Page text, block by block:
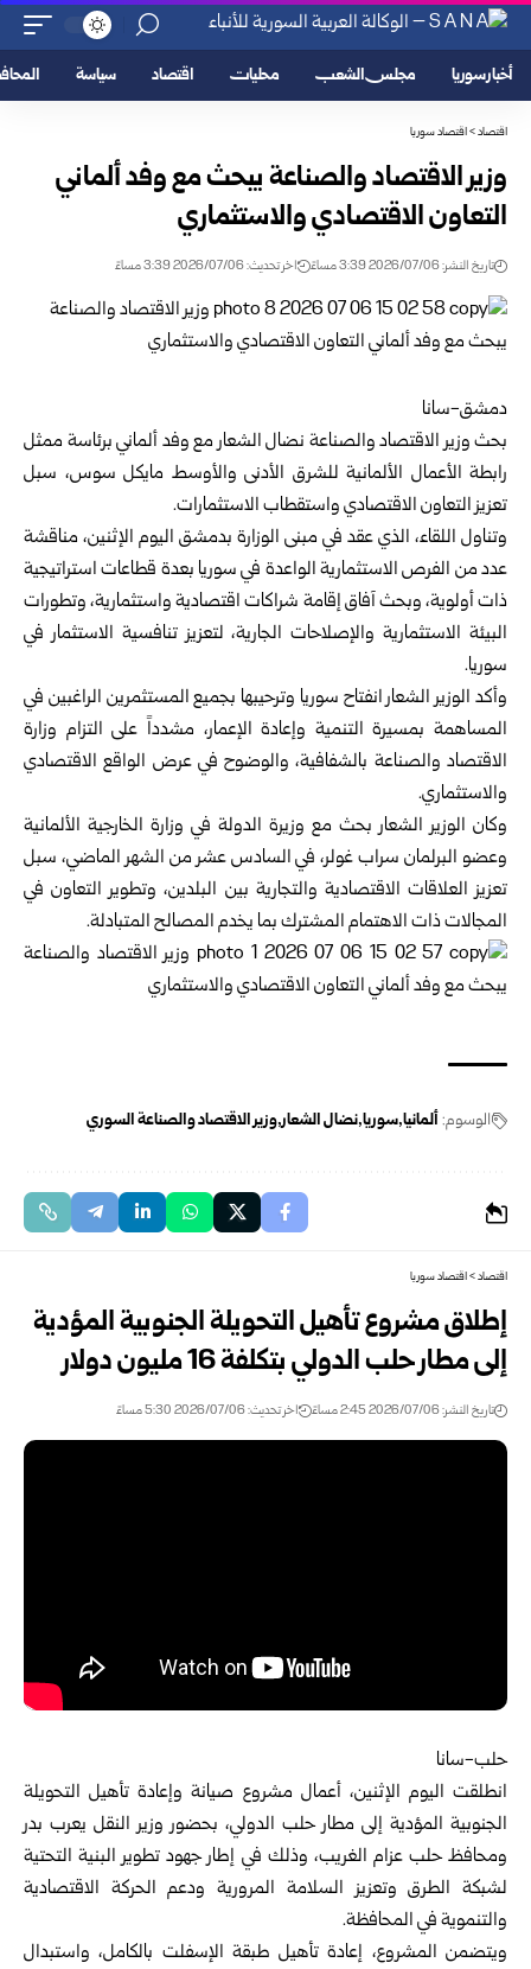
أخبار سوريا مجلس الشعب محليات اقتصاد سياسة
اقتصاد>اقتصاد سوريا
وزير الاقتصاد والصناعة يبحث مع وفد ألماني
التعاون الاقتصادي والاستثماري
تاريخ النشر: 2026/07/06 3:39 مساءً اخر تحديث: 2026/07/06 3:39 مساءً
دمشق-سانا
بحثوزير الاقتصاد والصناعة نضال الشعار مع وفد ألماني برئاسة ممثل
رابطة الأعمال الألمانية للشرق الأدنى والأوسط مايكل سوس، سبل
تعزيز التعاون الاقتصادي واستقطاب الاستثمارات.
وتناول اللقاء، الذي عقد في مبنى الوزارة بدمشق اليوم الإثنين، مناقشة
عدد من الفرص الاستثمارية الواعدة في سوريا بعدة قطاعات استراتيجية
ذات أولوية، وبحث آفاق إقامة شراكات اقتصادية واستثمارية، وتطورات
البيئة الاستثمارية والإصلاحات الجارية، لتعزيز تنافسية الاستثمار في
سوريا.
وأكد الوزيرالشعارانفتاح سوريا وترحيبها بجميع المستثمرين الراغبين في
المساهمة بمسيرة التنمية وإعادة الإعمار، مشدداً على التزام وزارة
الاقتصاد والصناعة بالشفافية، والوضوح في عرض الواقع الاقتصادي
والاستثماري.
وكان الوزير الشعار بحث مع وزيرة ‏الدولة في وزارة الخارجية الألمانية
وعضو البرلمان سراب غولر، في السادس عشر من الشهر الماضي، ‏سبل
تعزيز العلاقات الاقتصادية والتجارية بين البلدين، وتطوير ‏التعاون في
المجالات ذات الاهتمام المشترك بما يخدم المصالح ‏المتبادلة‎.‎
الوسوم: ألمانيا سوريا نضال الشعار وزير الاقتصاد والصناعة السوري
اقتصاد>اقتصاد سوريا
إطلاق مشروع تأهيل التحويلة الجنوبية المؤدية
إلى مطار حلب الدولي بتكلفة 16 مليون دولار
تاريخ النشر: 2026/07/06 2:45 مساءً اخر تحديث: 2026/07/06 5:30 مساءً
حلب-سانا
انطلقت اليوم الإثنين، أعمال مشروع صيانة وإعادة تأهيل التحويلة
الجنوبية المؤدية إلى مطارحلب الدولي، بحضور وزير النقل يعرب بدر
ومحافظ حلب عزام الغريب، وذلك في إطار جهود تطوير البنية التحتية
لشبكة الطرق وتعزيز السلامة المرورية ودعم الحركة الاقتصادية
والتنموية في المحافظة.
ويتضمن المشروع، إعادة تأهيل طبقة الإسفلت بالكامل، واستبدال